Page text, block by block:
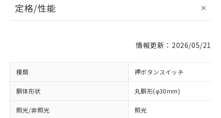
定格/性能
情報更新：2026/05/21
種類 押ボタンスイッチ
胴体形状 丸胴形(φ30mm)
照光/非照光 照光